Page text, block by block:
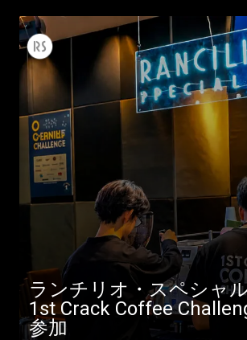
ランチリオ・スペシャル
1st Crack Coffee
参加
製品情報
ニュース
ダウンロード
もっと見る